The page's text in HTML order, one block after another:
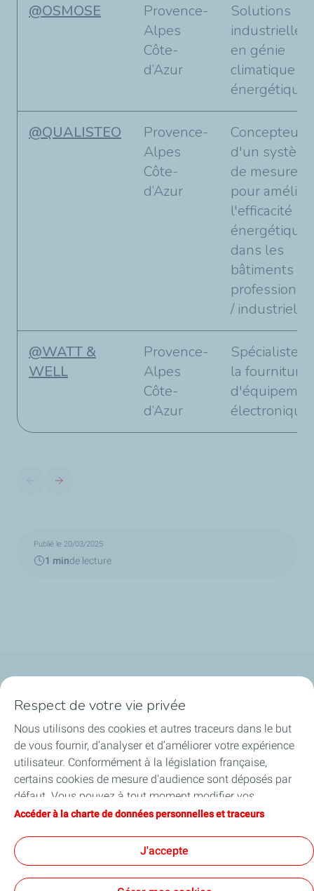
@OSMOSE
Provence-
Alpes
Côte-
d’Azur
Solutions
industrielles
en génie
climatique et
énergétique
@QUALISTEO
Provence-
Alpes
Côte-
d’Azur
Concepteur
d'un
de mesure
pour
l'efficacité
énergétique
dans les
bâtiments
/ industriels.
@WATT &
WELL
Provence-
Alpes
Côte-
d’Azur
Spécialiste
la fourniture
Publié le 20/03/2025
1 minde lecture
Financer les entreprises
Soutenir les projets industriels
Accompagner à l'international
Respect de votre vie privée
Nous utilisons des cookies et autres traceurs dans le but
de vous fournir, d’analyser et d’améliorer votre expérience
utilisateur. Conformément à la législation française,
certains cookies de mesure d'audience sont déposés par
défaut. Vous pouvez à tout moment modifier vos
paramètres de cookies en cliquant sur le bouton « Gérer
vous acceptez le dépôt de l’ensemble des cookies. Dans le
cas où vous cliquez sur « Je refuse », seuls les cookies
techniques nécessaires au bon fonctionnement du site
Accéder à la charte de données personnelles et traceurs
J'accepte